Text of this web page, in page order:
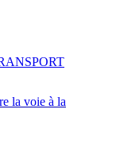
la voie à la